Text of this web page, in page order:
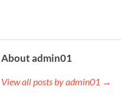
About admin01
View all posts by admin01 →